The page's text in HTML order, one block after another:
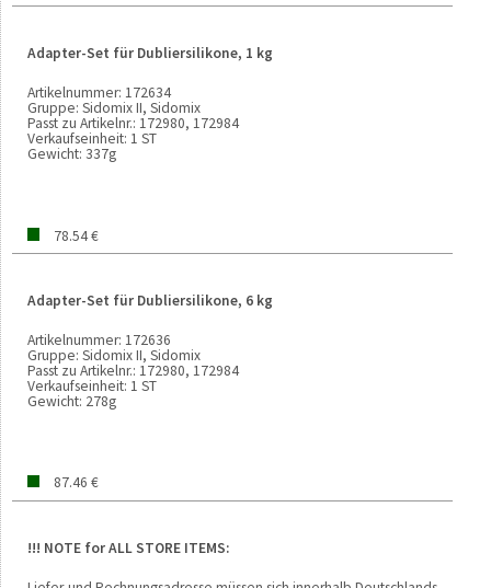
Adapter-Set für Dubliersilikone, 1 kg
Artikelnummer: 172634
Gruppe: Sidomix II, Sidomix
Passt zu Artikelnr.: 172980, 172984
Verkaufseinheit: 1 ST
Gewicht: 337g
78.54 €
Adapter-Set für Dubliersilikone, 6 kg
Artikelnummer: 172636
Gruppe: Sidomix II, Sidomix
Passt zu Artikelnr.: 172980, 172984
Verkaufseinheit: 1 ST
Gewicht: 278g
87.46 €
!!! NOTE for ALL STORE ITEMS: